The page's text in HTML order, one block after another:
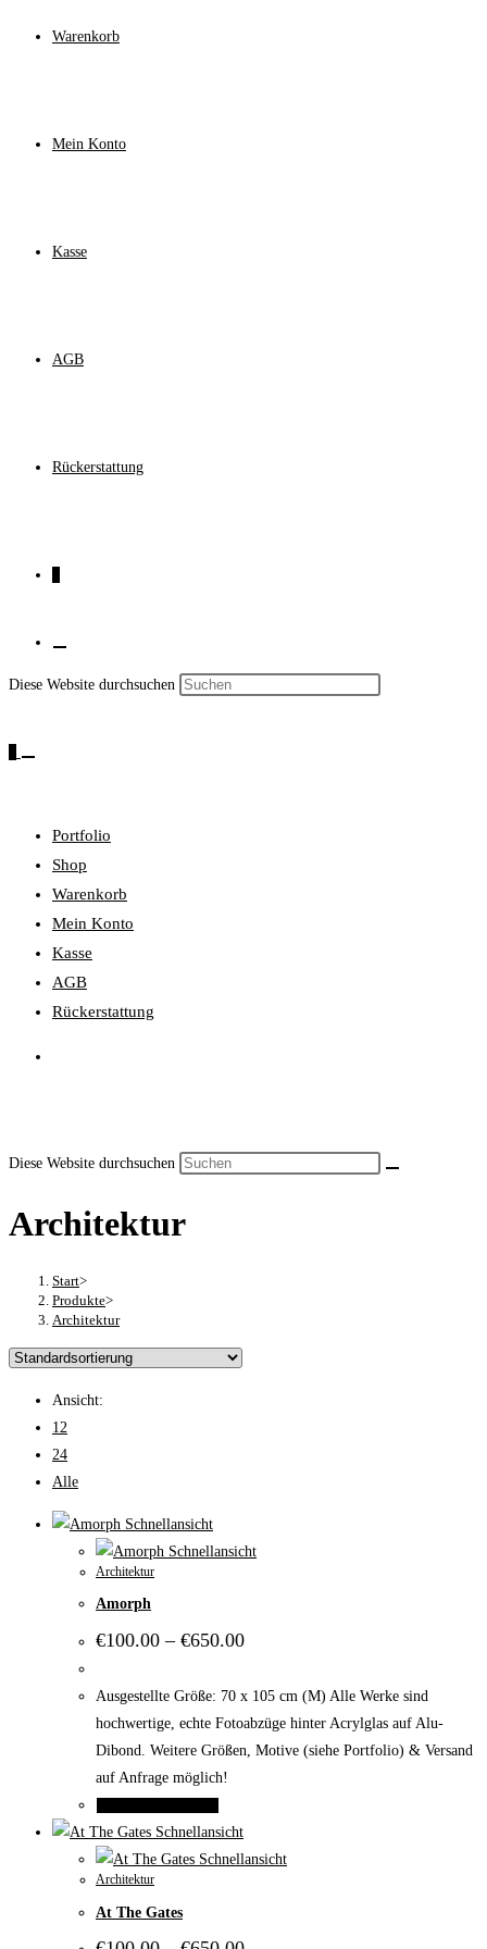
Warenkorb
Mein Konto
Kasse
AGB
Rückerstattung
umschalten
Diese Website durchsuchen
Portfolio
Shop
Warenkorb
Mein Konto
Kasse
AGB
Rückerstattung
Diese Website durchsuchen
Architektur
Start>
Produkte>
Architektur
Ansicht:
12
24
Alle
Schnellansicht
Schnellansicht
Architektur
Amorph
€100.00 – €650.00Preisspanne:
€650.00
Ausgestellte Größe: 70 x 105 cm (M) Alle Werke sind
hochwertige, echte Fotoabzüge hinter Acrylglas auf Alu-
Dibond. Weitere Größen, Motive (siehe Portfolio) & Versand
auf Anfrage möglich!
Produkt
weist
auf.
Schnellansicht
Schnellansicht
Architektur
At The Gates